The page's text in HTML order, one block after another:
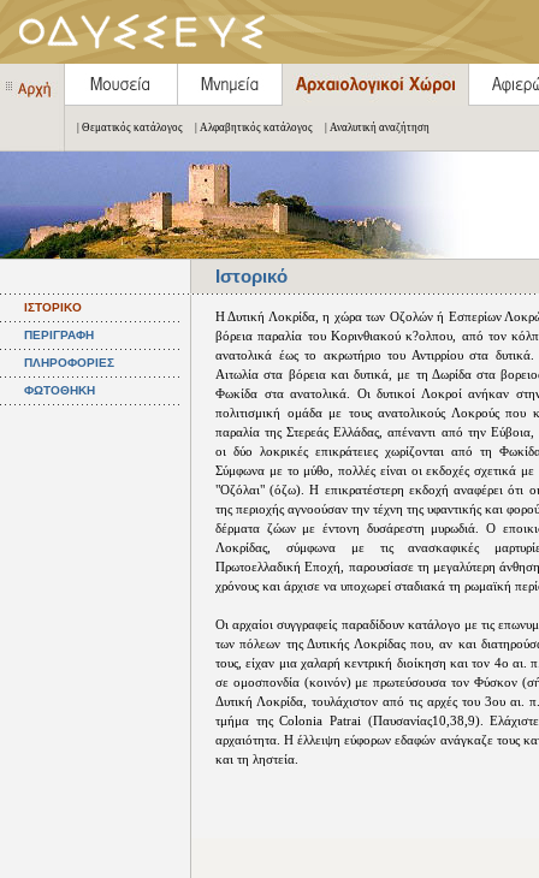
| Θεματικός κατάλογος | Αλφαβητικός κατάλογος | Αναλυτική αναζήτηση
Ιστορικό
ΙΣΤΟΡΙΚΟ
ΠΕΡΙΓΡΑΦΗ
ΠΛΗΡΟΦΟΡΙΕΣ
ΦΩΤΟΘΗΚΗ
Η Δυτική Λοκρίδα, η χώρα των Οζολών ή Εσπερίων
βόρεια παραλία του Κορινθιακού κ?oλπου, από τον
ανατολικά έως το ακρωτήριο του Αντιρρίου στα
Αιτωλία στα βόρεια και δυτικά, με τη Δωρίδα στα
Φωκίδα στα ανατολικά. Οι δυτικοί Λοκροί ανήκαν
πολιτισμική ομάδα με τους ανατολικούς Λοκρούς που
παραλία της Στερεάς Ελλάδας, απέναντι από την
οι δύο λοκρικές επικράτειες χωρίζονται από τη
Σύμφωνα με το μύθο, πολλές είναι οι εκδοχές σχετικά με
"Οζόλαι" (όζω). Η επικρατέστερη εκδοχή αναφέρει ότι
της περιοχής αγνοούσαν την τέχνη της υφαντικής και
δέρματα ζώων με έντονη δυσάρεστη μυρωδιά. Ο
Λοκρίδας, σύμφωνα με τις ανασκαφικές
Πρωτοελλαδική Εποχή, παρουσίασε τη μεγαλύτερη
χρόνους και άρχισε να υποχωρεί σταδιακά τη ρωμαϊκή
Οι αρχαίοι συγγραφείς παραδίδουν κατάλογο με τις
των πόλεων της Δυτικής Λοκρίδας που, αν και
τους, είχαν μια χαλαρή κεντρική διοίκηση και τον 4ο
σε ομοσπονδία (κοινόν) με πρωτεύσουσα τον Φύσκον
Δυτική Λοκρίδα, τουλάχιστον από τις αρχές του 3ου
τμήμα της Colonia Patrai (Παυσανίας10,38,9).
αρχαιότητα. Η έλλειψη εύφορων εδαφών ανάγκαζε τους
και τη ληστεία.